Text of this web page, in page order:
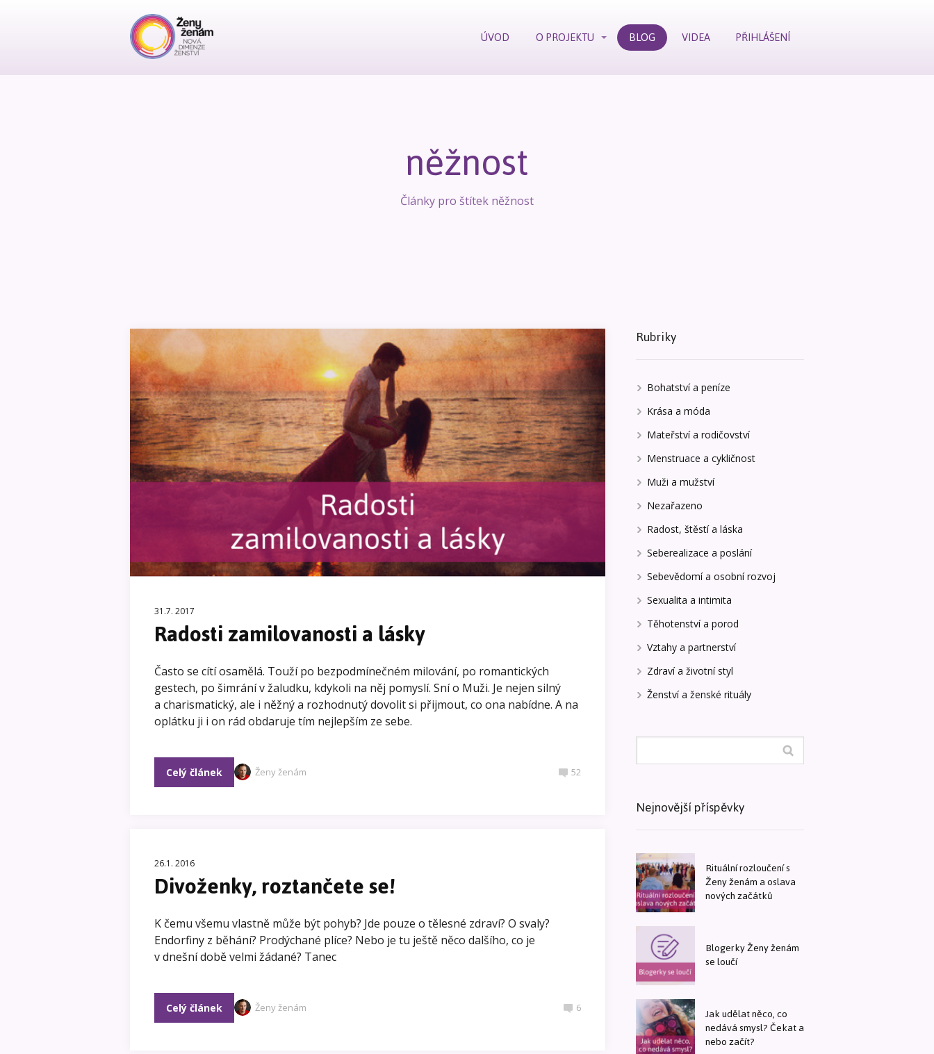
ÚVOD O PROJEKTU BLOG VIDEA PŘIHLÁŠENÍ
něžnost
Články pro štítek něžnost
31.7. 2017
Radosti zamilovanosti a lásky
Často se cítí osamělá. Touží po bezpodmínečném milování, po romantických
gestech, po šimrání v žaludku, kdykoli na něj pomyslí. Sní o Muži. Je nejen silný
a charismatický, ale i něžný a rozhodnutý dovolit si přijmout, co ona nabídne. A na
oplátku ji i on rád obdaruje tím nejlepším ze sebe.
Celý článek Ženy ženám 52
26.1. 2016
Divoženky, roztančete se!
K čemu všemu vlastně může být pohyb? Jde pouze o tělesné zdraví? O svaly?
Endorfiny z běhání? Prodýchané plíce? Nebo je tu ještě něco dalšího, co je
v dnešní době velmi žádané? Tanec
Celý článek Ženy ženám 6
Rubriky
Bohatství a peníze
Krása a móda
Mateřství a rodičovství
Menstruace a cykličnost
Muži a mužství
Nezařazeno
Radost, štěstí a láska
Seberealizace a poslání
Sebevědomí a osobní rozvoj
Sexualita a intimita
Těhotenství a porod
Vztahy a partnerství
Zdraví a životní styl
Ženství a ženské rituály
Nejnovější příspěvky
Rituální rozloučení s
Ženy ženám a oslava
nových začátků
Blogerky Ženy ženám
se loučí
Jak udělat něco, co
nedává smysl? Čekat a
nebo začít?